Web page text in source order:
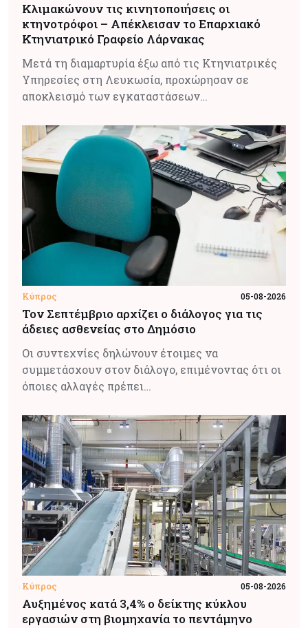
Κλιμακώνουν τις κινητοποιήσεις οι
κτηνοτρόφοι – Απέκλεισαν το Επαρχιακό
Κτηνιατρικό Γραφείο Λάρνακας
Μετά τη διαμαρτυρία έξω από τις Κτηνιατρικές
Υπηρεσίες στη Λευκωσία, προχώρησαν σε
αποκλεισμό των εγκαταστάσεων…
Κύπρος 05-08-2026
Τον Σεπτέμβριο αρχίζει ο διάλογος για τις
άδειες ασθενείας στο Δημόσιο
Οι συντεχνίες δηλώνουν έτοιμες να
συμμετάσχουν στον διάλογο, επιμένοντας ότι οι
όποιες αλλαγές πρέπει…
Κύπρος 05-08-2026
Αυξημένος κατά 3,4% ο δείκτης κύκλου
εργασιών στη βιομηχανία το πεντάμηνο